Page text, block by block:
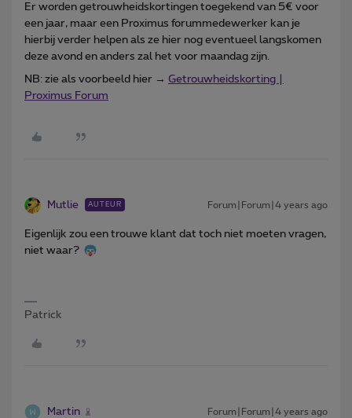
Er worden getrouwheidskortingen toegekend van 5€ voor
een jaar, maar een Proximus forummedewerker kan je
hierbij verder helpen als ze hier nog eventueel langskomen
deze avond en anders zal het voor maandag zijn.
NB: zie als voorbeeld hier → Getrouwheidskorting |
Proximus Forum
Mutlie AUTEUR Forum|Forum|4 years ago
Eigenlijk zou een trouwe klant dat toch niet moeten vragen,
niet waar?
Patrick
Martin Forum|Forum|4 years ago